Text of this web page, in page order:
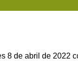
8 de abril de 2022